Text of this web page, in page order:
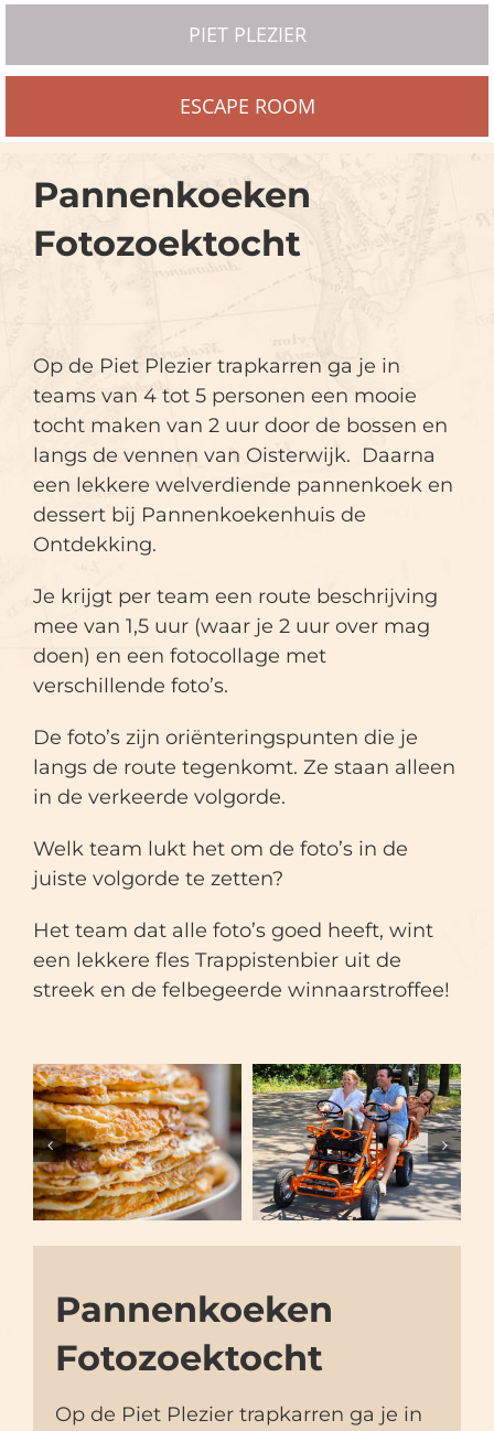
PIET PLEZIER
ESCAPE ROOM
Pannenkoeken
Fotozoektocht
Op de Piet Plezier trapkarren ga je in
teams van 4 tot 5 personen een mooie
tocht maken van 2 uur door de bossen en
langs de vennen van Oisterwijk. Daarna
een lekkere welverdiende pannenkoek en
dessert bij Pannenkoekenhuis de
Ontdekking.
Je krijgt per team een route beschrijving
mee van 1,5 uur (waar je 2 uur over mag
doen) en een fotocollage met
verschillende foto’s.
De foto’s zijn oriënteringspunten die je
langs de route tegenkomt. Ze staan alleen
in de verkeerde volgorde.
Welk team lukt het om de foto’s in de
juiste volgorde te zetten?
Het team dat alle foto’s goed heeft, wint
een lekkere fles Trappistenbier uit de
streek en de felbegeerde winnaarstroffee!
Pannenkoeken
Fotozoektocht
Op de Piet Plezier trapkarren ga je in